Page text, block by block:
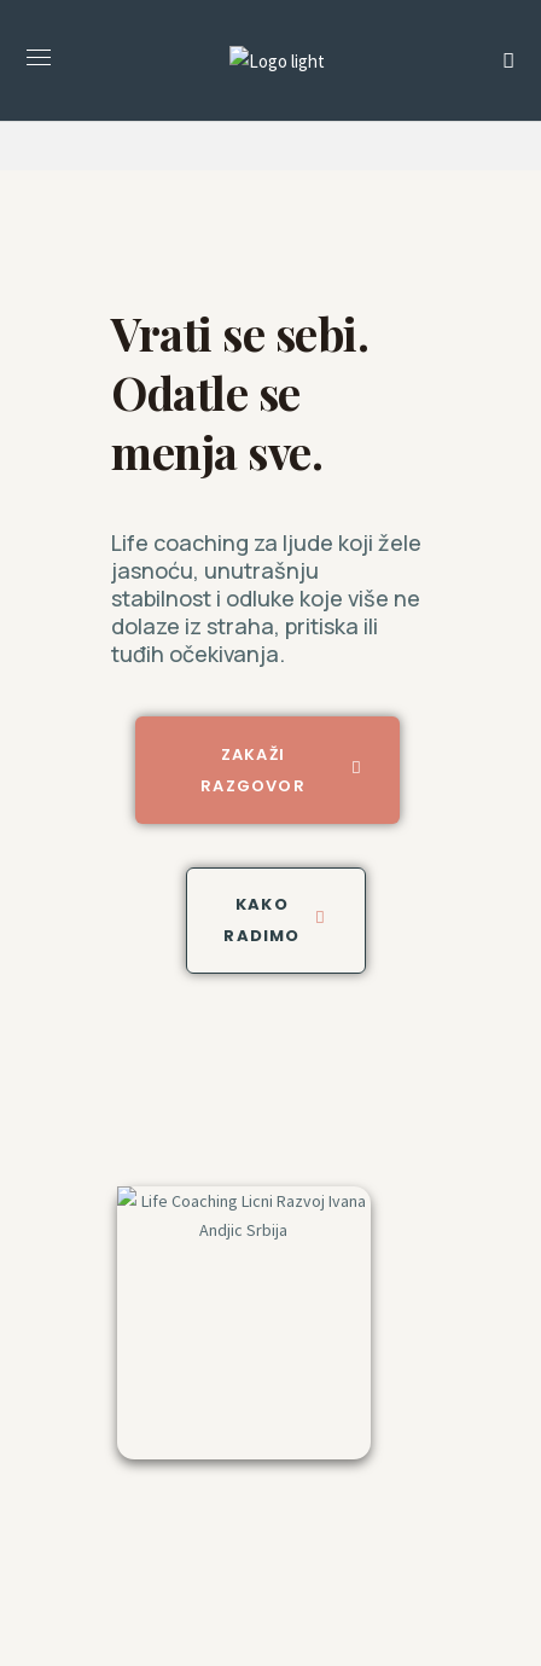
Vrati se sebi.
Odatle se
menja sve.
Life coaching za ljude koji žele
jasnoću, unutrašnju
stabilnost i odluke koje više ne
dolaze iz straha, pritiska ili
tuđih očekivanja.
ZAKAŽI
RAZGOVOR
KAKO
RADIMO